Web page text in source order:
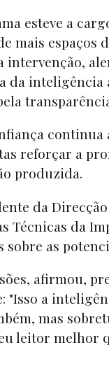
esteve a
mais
intervenção,
da
reforçar a
produzida.
da
Técnicas da
sobre as
afirmou,
a
mas
leitor melhor